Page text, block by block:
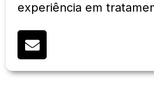
experiência em